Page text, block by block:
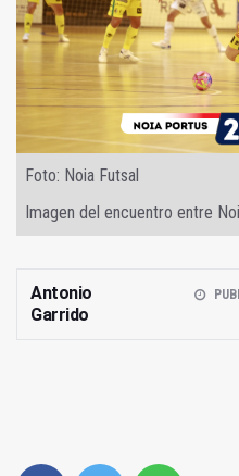
Foto: Noia Futsal
Imagen del encuentro entre
Antonio
Garrido